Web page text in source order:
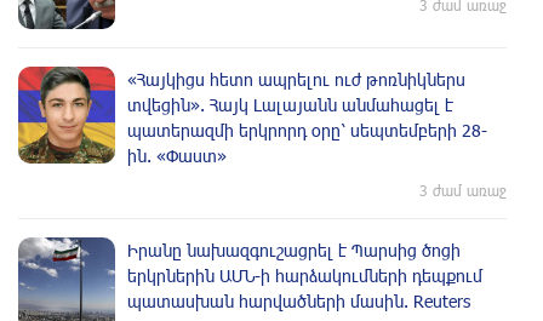
3 ժամ առաջ
«Հայկիցս հետո ապրելու ուժ թոռնիկներս
տվեցին». Հայկ Լալայանն անմահացել է
պատերազմի երկրորդ օրը՝ սեպտեմբերի 28-
ին. «Փաստ»
3 ժամ առաջ
Իրանը նախազգուշացրել է Պարսից ծոցի
երկրներին ԱՄՆ-ի hարձակումների դեպքում
պատասխան hարվածների մասին. Reuters